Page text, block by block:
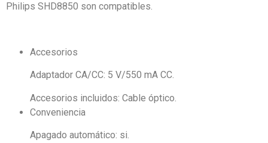
Philips SHD8850 son compatibles.
Accesorios
Adaptador CA/CC: 5 V/550 mA CC.
Accesorios incluidos: Cable óptico.
Conveniencia
Apagado automático: si.